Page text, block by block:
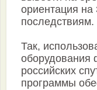
ориентация
последствиям.
Так,
оборудования
российских
программы